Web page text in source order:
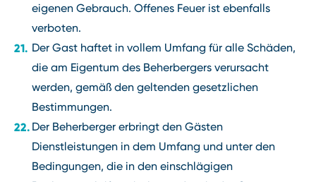
eigenen Gebrauch. Offenes Feuer ist ebenfalls
verboten.
Der Gast haftet in vollem Umfang für alle Schäden,
die am Eigentum des Beherbergers verursacht
werden, gemäß den geltenden gesetzlichen
Bestimmungen.
Der Beherberger erbringt den Gästen
Dienstleistungen in dem Umfang und unter den
Bedingungen, die in den einschlägigen